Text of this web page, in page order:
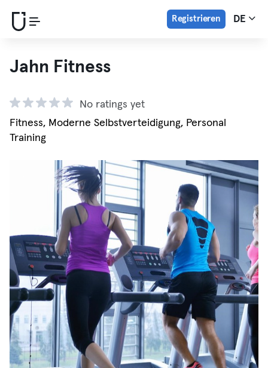
Registrieren DE
Jahn Fitness
No ratings yet
Fitness, Moderne Selbstverteidigung, Personal
Training